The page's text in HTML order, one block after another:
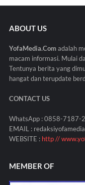
ABOUT US
YofaMedia.Comadalah
macam informasi. Mulai
Tentunya berita yang
hangat dan terupdate
CONTACT US
WhatsApp : 0858-7187-
EMAIL :
WEBSITE : http //
MEMBER OF